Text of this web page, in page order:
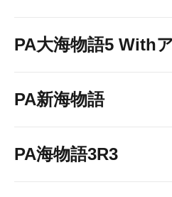
PA大海物語5 With
PA新海物語
PA海物語3R3